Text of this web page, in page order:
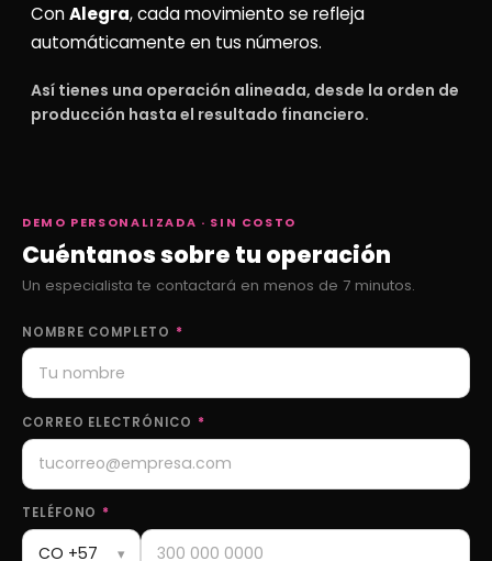
ConAlegra, cada movimiento se refleja
automáticamente en tus números.
Así tienes una operación alineada, desde la orden de
producción hasta el resultado financiero.
DEMO PERSONALIZADA · SIN COSTO
Cuéntanos sobre tu operación
Un especialista te contactará en menos de 7 minutos.
NOMBRE COMPLETO *
CORREO ELECTRÓNICO *
TELÉFONO *